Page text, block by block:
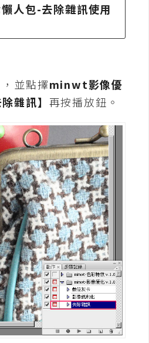
人包-去除雜訊使用
並點擇minwt影像優
除雜訊】 再按播放鈕。